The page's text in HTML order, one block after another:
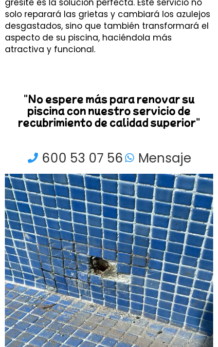
solo reparará las grietas y cambiará los azulejos
desgastados, sino que también transformará el
aspecto de su piscina, haciéndola más
atractiva y funcional.
"No espere más para renovar su
piscina con nuestro servicio de
recubrimiento de calidad superior"
600 53 07 56 Mensaje